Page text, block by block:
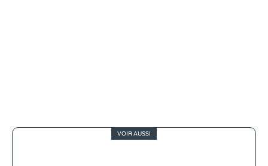
VOIR AUSSI